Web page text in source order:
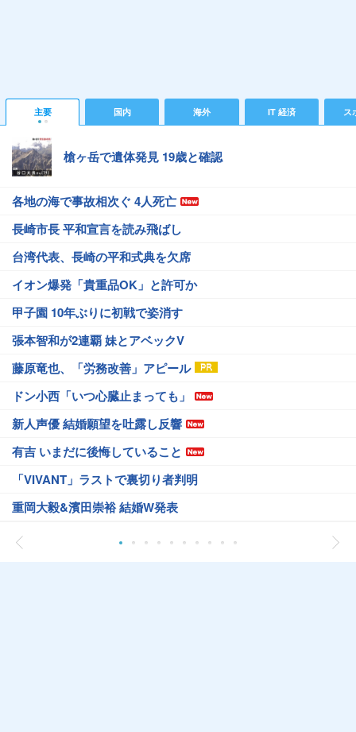
主要 国内 海外 IT 経済 ス
槍ヶ岳で遺体発見 19歳と確認
各地の海で事故相次ぐ 4人死亡
長崎市長 平和宣言を読み飛ばし
台湾代表、長崎の平和式典を欠席
イオン爆発「貴重品OK」と許可か
甲子園 10年ぶりに初戦で姿消す
張本智和が2連覇 妹とアベックV
藤原竜也、「労務改善」アピール
ドン小西「いつ心臓止まっても」
新人声優 結婚願望を吐露し反響
有吉 いまだに後悔していること
「VIVANT」ラストで裏切り者判明
重岡大毅&濱田崇裕 結婚W発表